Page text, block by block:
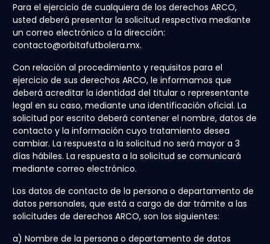
Para el ejercicio de cualquiera de los derechos ARCO,
usted deberá presentar la solicitud respectiva mediante
un correo electrónico a la dirección:
contacto@orbitafutbolera.mx.
Con relación al procedimiento y requisitos para el
ejercicio de sus derechos ARCO, le informamos que
deberá acreditar la identidad del titular o representante
legal en su caso, mediante una identificación oficial. La
solicitud por escrito deberá contener el nombre, datos de
contacto y la información cuyo tratamiento desea
cambiar. La respuesta a la solicitud no será mayor a 3
días hábiles. La respuesta a la solicitud se comunicará
mediante correo electrónico.
Los datos de contacto de la persona o departamento de
datos personales, que está a cargo de dar trámite a las
solicitudes de derechos ARCO, son los siguientes:
a) Nombre de la persona o departamento de datos